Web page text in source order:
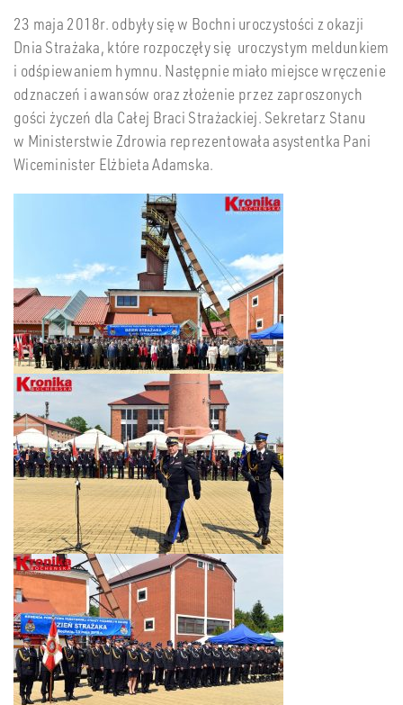
23 maja 2018r. odbyły się w Bochni uroczystości z okazji
Dnia Strażaka, które rozpoczęły się uroczystym meldunkiem
i odśpiewaniem hymnu. Następnie miało miejsce wręczenie
odznaczeń i awansów oraz złożenie przez zaproszonych
gości życzeń dla Całej Braci Strażackiej. Sekretarz Stanu
w Ministerstwie Zdrowia reprezentowała asystentka Pani
Wiceminister Elżbieta Adamska.